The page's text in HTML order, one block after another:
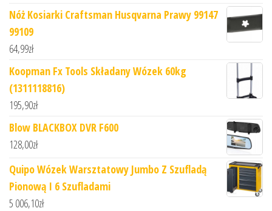
Nóż Kosiarki Craftsman Husqvarna Prawy 99147
99109
64,99zł
Koopman Fx Tools Składany Wózek 60kg
(1311118816)
195,90zł
Blow BLACKBOX DVR F600
128,00zł
Quipo Wózek Warsztatowy Jumbo Z Szufladą
Pionową I 6 Szufladami
5 006,10zł